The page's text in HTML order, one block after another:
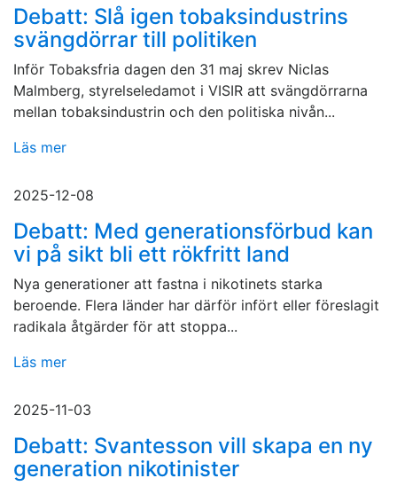
Debatt: Slå igen tobaksindustrins
svängdörrar till politiken
Inför Tobaksfria dagen den 31 maj skrev Niclas
Malmberg, styrelseledamot i VISIR att svängdörrarna
mellan tobaksindustrin och den politiska nivån...
Läs mer
2025-12-08
Debatt: Med generationsförbud kan
vi på sikt bli ett rökfritt land
Nya generationer att fastna i nikotinets starka
beroende. Flera länder har därför infört eller föreslagit
radikala åtgärder för att stoppa...
Läs mer
2025-11-03
Debatt: Svantesson vill skapa en ny
generation nikotinister